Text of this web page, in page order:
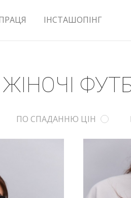
ІНСТАШОПІНГ
ЖІНОЧІ
ПО СПАДАННЮ ЦІН